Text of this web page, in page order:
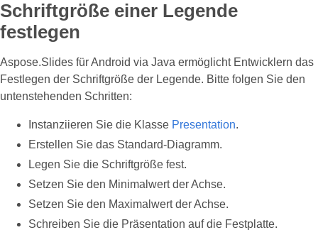
Schriftgröße einer Legende
festlegen
Aspose.Slides für Android via Java ermöglicht Entwicklern das
Festlegen der Schriftgröße der Legende. Bitte folgen Sie den
untenstehenden Schritten:
Instanziieren Sie die Klasse Presentation.
Erstellen Sie das Standard‑Diagramm.
Legen Sie die Schriftgröße fest.
Setzen Sie den Minimalwert der Achse.
Setzen Sie den Maximalwert der Achse.
Schreiben Sie die Präsentation auf die Festplatte.